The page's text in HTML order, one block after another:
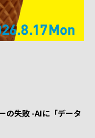
の失敗 -AIに「データ